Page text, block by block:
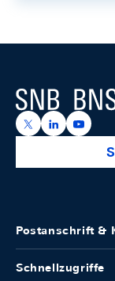
Logo
https://x.com/
https://
Postanschrift &
Schnellzugriffe